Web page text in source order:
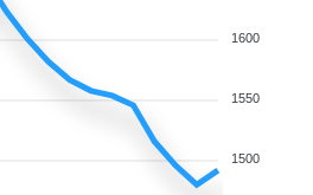
1600
1550
1500